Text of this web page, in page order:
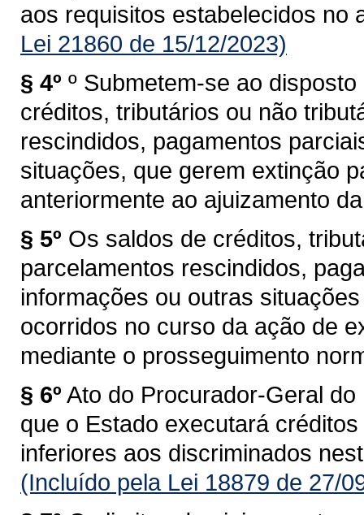
aos requisitos estabelecidos no
Lei 21860 de 15/12/2023)
§ 4º º Submetem-se ao
créditos, tributários ou não
rescindidos, pagamentos
situações, que gerem extinção
anteriormente ao ajuizamento
§ 5º Os saldos de créditos,
parcelamentos rescindidos,
informações ou outras
ocorridos no curso da ação de
mediante o prosseguimento
§ 6º Ato do Procurador-Geral
que o Estado executará
inferiores aos discriminados
(Incluído pela Lei 18879 de 27/